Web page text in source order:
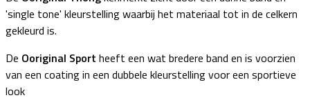
'single tone' kleurstelling waarbij het materiaal tot in de celkern
gekleurd is.
De Ooriginal Sport heeft een wat bredere band en is voorzien
van een coating in een dubbele kleurstelling voor een sportieve
look